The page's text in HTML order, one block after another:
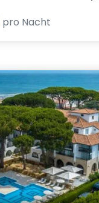
pro Nacht